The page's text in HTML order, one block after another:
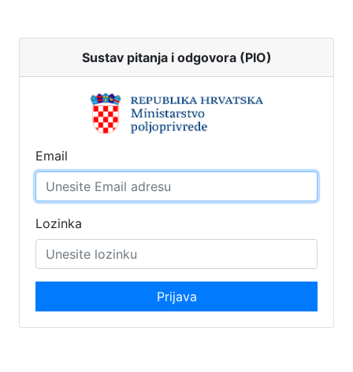
Sustav pitanja i odgovora (PIO)
Email
Lozinka
Prijava